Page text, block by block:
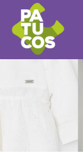
la
navegación
contenido